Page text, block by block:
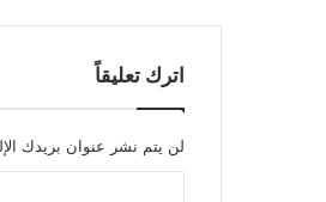
اترك تعليقاً
لن يتم نشر عنوان بريدك